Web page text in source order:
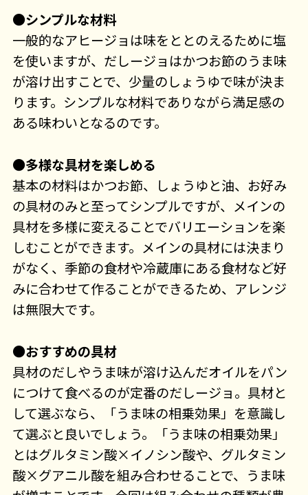
●シンプルな材料
一般的なアヒージョは味をととのえるために塩
を使いますが、だしージョはかつお節のうま味
が溶け出すことで、少量のしょうゆで味が決ま
ります。シンプルな材料でありながら満足感の
ある味わいとなるのです。
●多様な具材を楽しめる
基本の材料はかつお節、しょうゆと油、お好み
の具材のみと至ってシンプルですが、メインの
具材を多様に変えることでバリエーションを楽
しむことができます。メインの具材には決まり
がなく、季節の食材や冷蔵庫にある食材など好
みに合わせて作ることができるため、アレンジ
は無限大です。
●おすすめの具材
具材のだしやうま味が溶け込んだオイルをパン
につけて食べるのが定番のだしージョ。具材と
して選ぶなら、「うま味の相乗効果」を意識し
て選ぶと良いでしょう。「うま味の相乗効果」
とはグルタミン酸×イノシン酸や、グルタミン
酸×グアニル酸を組み合わせることで、うま味